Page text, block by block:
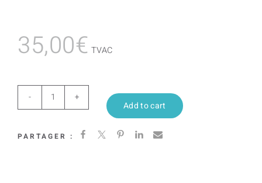
35,00€ TVAC
Promesses
Add to cart
PARTAGER :